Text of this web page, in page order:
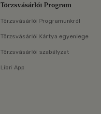
Törzsvásárlói Program
Törzsvásárlói Programunkról
Törzsvásárlói Kártya egyenlege
Törzsvásárlói szabályzat
Libri App